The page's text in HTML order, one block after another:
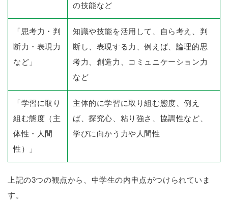
の技能など
「思考力・判
断力・表現力
など」
知識や技能を活用して、自ら考え、判
断し、表現する力、例えば、論理的思
考力、創造力、コミュニケーション力
など
「学習に取り
組む態度（主
体性・人間
性）」
主体的に学習に取り組む態度、例え
ば、探究心、粘り強さ、協調性など、
学びに向かう力や人間性
上記の3つの観点から、中学生の内申点がつけられていま
す。